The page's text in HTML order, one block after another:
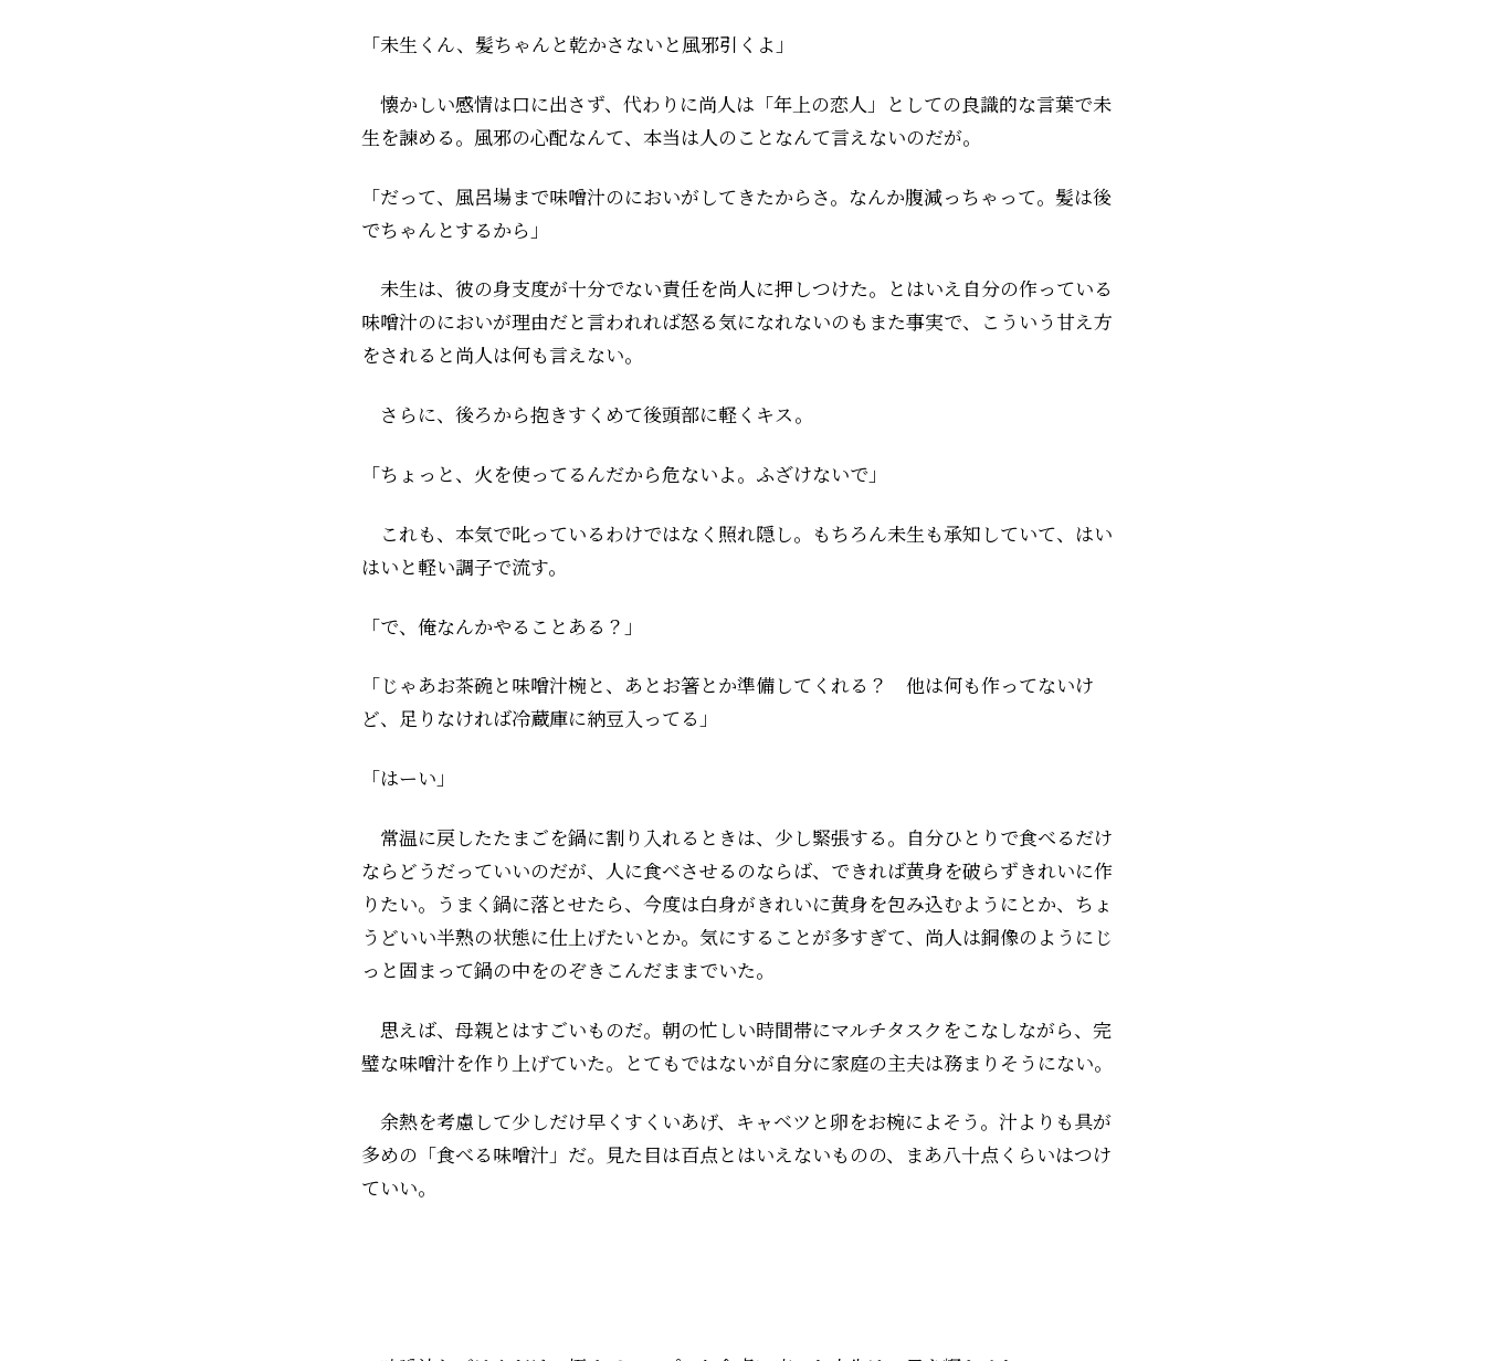
「未生くん、髪ちゃんと乾かさないと風邪引くよ」
懐かしい感情は口に出さず、代わりに尚人は「年上の恋人」としての良識的な言葉で未
生を諫める。風邪の心配なんて、本当は人のことなんて言えないのだが。
「だって、風呂場まで味噌汁のにおいがしてきたからさ。なんか腹減っちゃって。髪は後
でちゃんとするから」
未生は、彼の身支度が十分でない責任を尚人に押しつけた。とはいえ自分の作っている
味噌汁のにおいが理由だと言われれば怒る気になれないのもまた事実で、こういう甘え方
をされると尚人は何も言えない。
さらに、後ろから抱きすくめて後頭部に軽くキス。
「ちょっと、火を使ってるんだから危ないよ。ふざけないで」
これも、本気で叱っているわけではなく照れ隠し。もちろん未生も承知していて、はい
はいと軽い調子で流す。
「で、俺なんかやることある？」
「じゃあお茶碗と味噌汁椀と、あとお箸とか準備してくれる？ 他は何も作ってないけ
ど、足りなければ冷蔵庫に納豆入ってる」
「はーい」
常温に戻したたまごを鍋に割り入れるときは、少し緊張する。自分ひとりで食べるだけ
ならどうだっていいのだが、人に食べさせるのならば、できれば黄身を破らずきれいに作
りたい。うまく鍋に落とせたら、今度は白身がきれいに黄身を包み込むようにとか、ちょ
うどいい半熟の状態に仕上げたいとか。気にすることが多すぎて、尚人は銅像のようにじ
っと固まって鍋の中をのぞきこんだままでいた。
思えば、母親とはすごいものだ。朝の忙しい時間帯にマルチタスクをこなしながら、完
璧な味噌汁を作り上げていた。とてもではないが自分に家庭の主夫は務まりそうにない。
余熱を考慮して少しだけ早くすくいあげ、キャベツと卵をお椀によそう。汁よりも具が
多めの「食べる味噌汁」だ。見た目は――百点とはいえないものの、まあ八十点くらいはつけ
ていい。